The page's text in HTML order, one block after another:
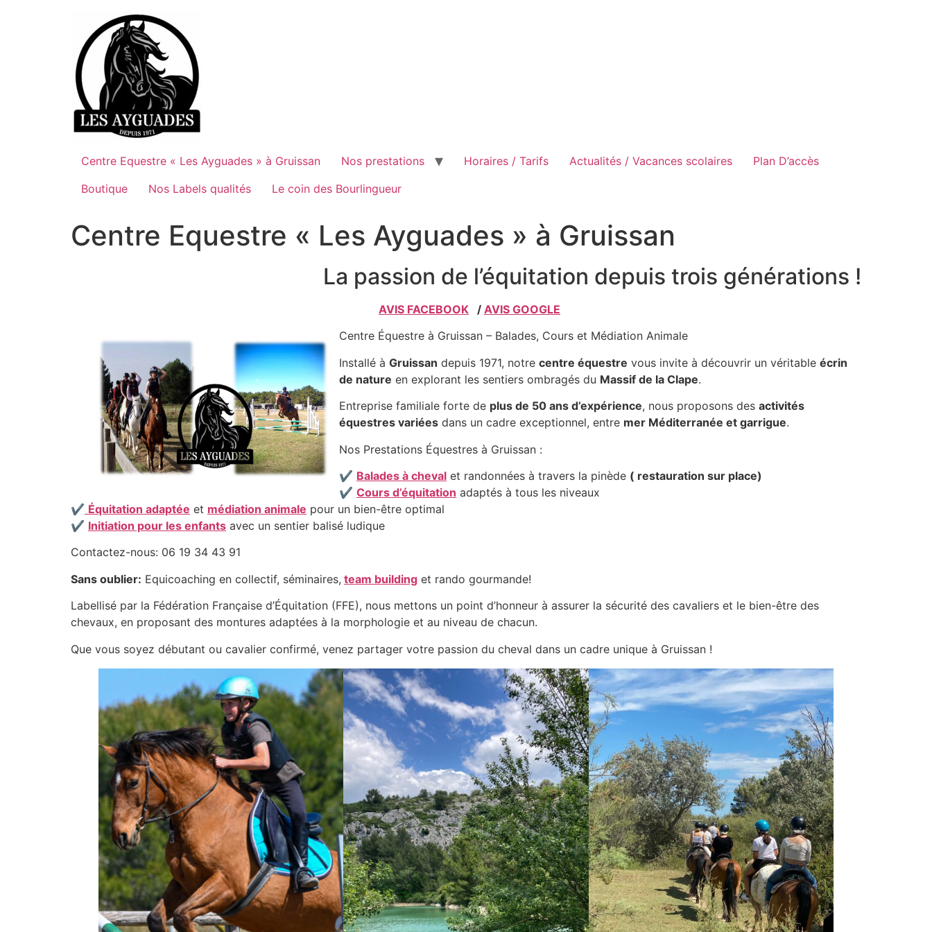
Centre Equestre « Les Ayguades » à Gruissan Nos prestations Horaires / Tarifs Actualités / Vacances scolaires
Plan D’accès
Boutique
Nos Labels qualités Le coin des Bourlingueur
Centre Equestre « Les Ayguades » à Gruissan
La passion de l’équitation depuis trois générations !
AVIS FACEBOOK / AVIS GOOGLE
Centre Équestre à Gruissan – Balades, Cours et Médiation Animale
Installé à Gruissan depuis 1971, notre centre équestre vous invite à découvrir un véritable écrin
de nature en explorant les sentiers ombragés du Massif de la Clape.
Entreprise familiale forte de plus de 50 ans d’expérience, nous proposons des activités
équestres variées dans un cadre exceptionnel, entre mer Méditerranée et garrigue.
Nos Prestations Équestres à Gruissan :
✔ Balades à cheval et randonnées à travers la pinède ( restauration sur place)
✔ Cours d’équitation adaptés à tous les niveaux
✔ Équitation adaptée et médiation animale pour un bien-être optimal
✔ Initiation pour les enfants avec un sentier balisé ludique
Contactez-nous: 06 19 34 43 91
Sans oublier: Equicoaching en collectif, séminaires, team building et rando gourmande!
Labellisé par la Fédération Française d’Équitation (FFE), nous mettons un point d’honneur à assurer la sécurité des cavaliers et le bien-être des
chevaux, en proposant des montures adaptées à la morphologie et au niveau de chacun.
Que vous soyez débutant ou cavalier confirmé, venez partager votre passion du cheval dans un cadre unique à Gruissan !